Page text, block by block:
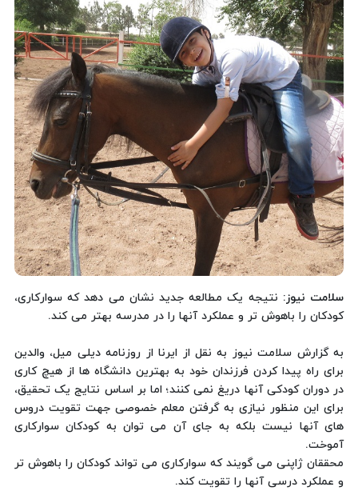
سلامت نیوز: نتیجه یک مطالعه جدید نشان می دهد که سوارکاری،
کودکان را باهوش تر و عملکرد آنها را در مدرسه بهتر می کند.
به گزارش سلامت نیوز به نقل از ایرنا از روزنامه دیلی میل، والدین
برای راه پیدا کردن فرزندان خود به بهترین دانشگاه ها از هیچ کاری
در دوران کودکی آنها دریغ نمی کنند؛ اما بر اساس نتایج یک تحقیق،
برای این منظور نیازی به گرفتن معلم خصوصی جهت تقویت دروس
های آنها نیست بلکه به جای آن می توان به کودکان سوارکاری
آموخت.
محققان ژاپنی می گویند که سوارکاری می تواند کودکان را باهوش تر
و عملکرد درسی آنها را تقویت کند.